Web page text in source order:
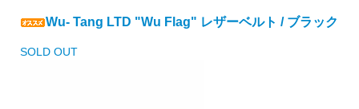
Wu- Tang LTD "Wu Flag" レザーベルト / ブラック
SOLD OUT